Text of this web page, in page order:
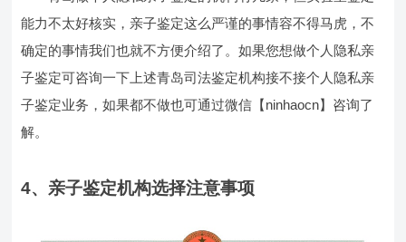
能力不太好核实，亲子鉴定这么严谨的事情容不得马虎，不
确定的事情我们也就不方便介绍了。如果您想做个人隐私亲
子鉴定可咨询一下上述青岛司法鉴定机构接不接个人隐私亲
子鉴定业务，如果都不做也可通过微信【ninhaocn】咨询了
解。
4、亲子鉴定机构选择注意事项